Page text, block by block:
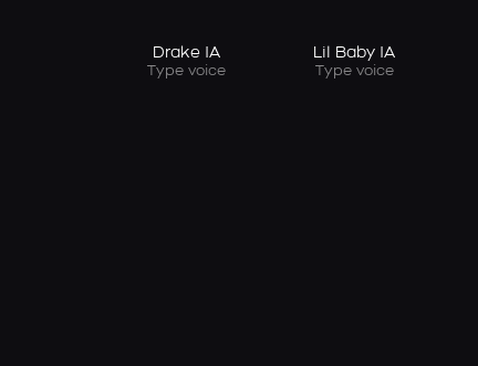
Drake IA
Type voice
Lil Baby IA
Type voice